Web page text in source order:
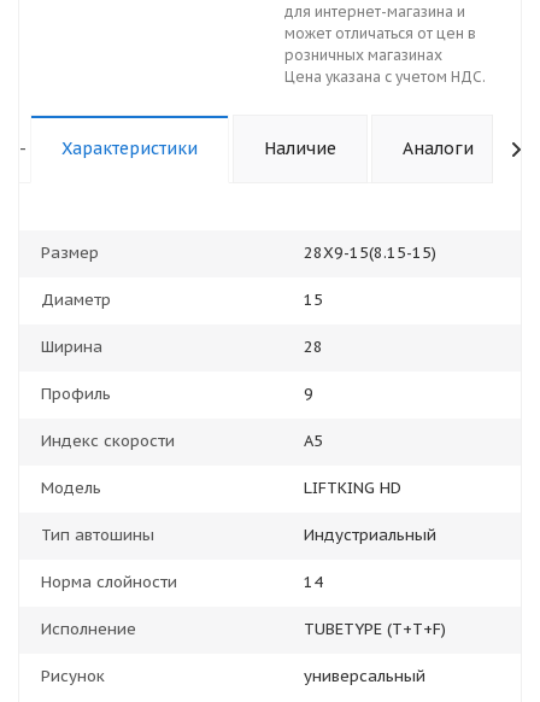
для интернет-магазина и
может отличаться от цен в
розничных магазинах
Цена указана с учетом НДС.
- Характеристики Наличие Аналоги
Размер 28Х9-15(8.15-15)
Диаметр 15
Ширина 28
Профиль 9
Индекс скорости А5
Модель LIFTKING HD
Тип автошины Индустриальный
Норма слойности 14
Исполнение TUBETYPE (T+T+F)
Рисунок универсальный